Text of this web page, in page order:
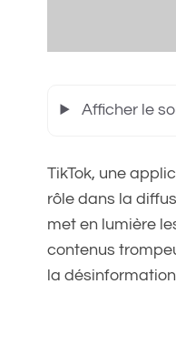
Afficher le
TikTok, une
rôle dans la
met en lumière
contenus
la